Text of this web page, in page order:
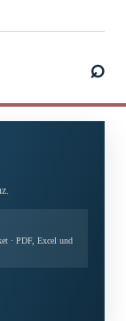
⌕
· PDF, Excel und